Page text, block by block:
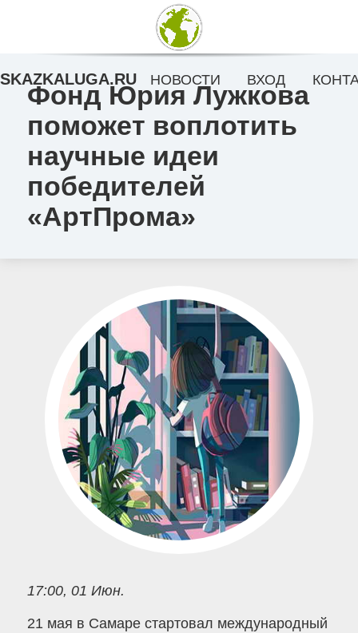
Фонд Юрия Лужкова
поможет воплотить
научные идеи
победителей
«АртПрома»
17:00, 01 Июн.
21 мая в Самаре стартовал международный
SKAZKALUGA.RU НОВОСТИ ВХОД